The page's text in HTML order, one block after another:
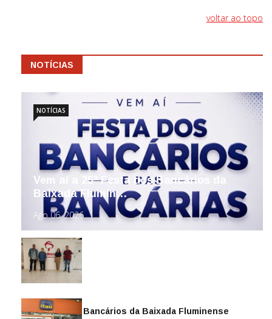
voltar ao topo
NOTÍCIAS
Vem aí a 25ª Festa dos Bancários da
Baixada Flumin…
Ago 06, 2026
NOTÍCIAS
Sindicato dos Bancários da Baixada Fluminense